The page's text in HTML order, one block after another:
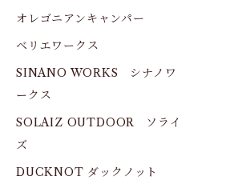
オレゴニアンキャンパー
ベリエワークス
SINANO WORKS シナノワ
ークス
SOLAIZ OUTDOOR ソライ
ズ
DUCKNOT ダックノット